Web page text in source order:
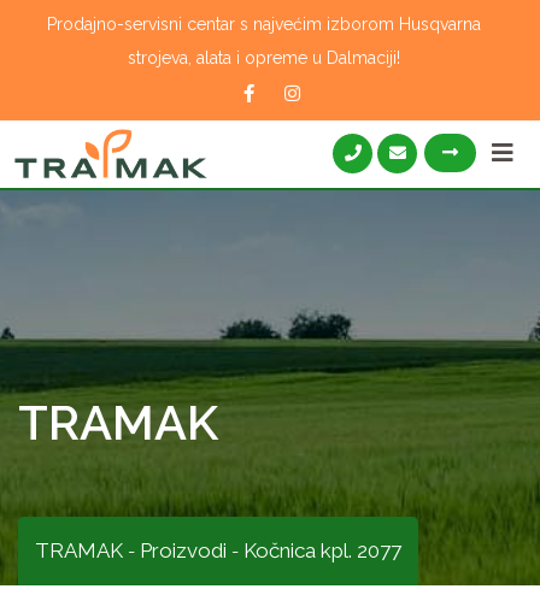
Prodajno-servisni centar s najvećim izborom Husqvarna
strojeva, alata i opreme u Dalmaciji!
TRAMAK
TRAMAK - Proizvodi - Kočnica kpl. 2077